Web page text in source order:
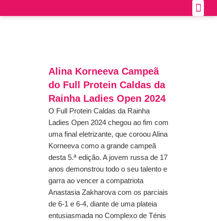
to
Alina Korneeva Campeã
do Full Protein Caldas da
Rainha Ladies Open 2024
O Full Protein Caldas da Rainha
Ladies Open 2024 chegou ao fim com
uma final eletrizante, que coroou Alina
Korneeva como a grande campeã
desta 5.ª edição. A jovem russa de 17
anos demonstrou todo o seu talento e
garra ao vencer a compatriota
Anastasia Zakharova com os parciais
de 6-1 e 6-4, diante de uma plateia
entusiasmada no Complexo de Ténis